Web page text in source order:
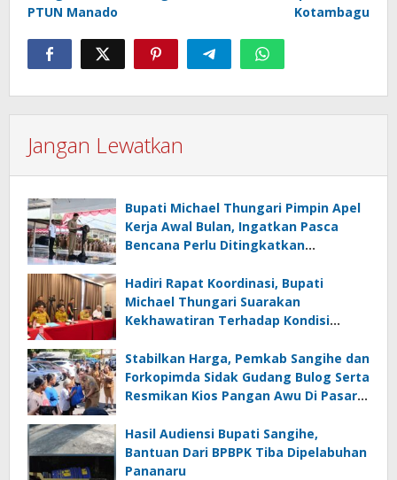
PTUN Manado
Kotambagu
Jangan Lewatkan
Bupati Michael Thungari Pimpin Apel
Kerja Awal Bulan, Ingatkan Pasca
Bencana Perlu Ditingkatkan
Berkoordinasi
Hadiri Rapat Koordinasi, Bupati
Michael Thungari Suarakan
Kekhawatiran Terhadap Kondisi
Stabilkan Harga, Pemkab Sangihe dan
Forkopimda Sidak Gudang Bulog Serta
Resmikan Kios Pangan Awu Di Pasar
Hasil Audiensi Bupati Sangihe,
Bantuan Dari BPBPK Tiba Dipelabuhan
Pananaru